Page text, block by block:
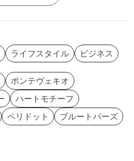
ライフスタイル ビジネス
ポンテヴェキオ
ハートモチーフ
ペリドット
ブルートパーズ